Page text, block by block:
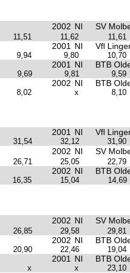
2002 NI SV
11,51 11,62 11,61
2001 NI Vfl
9,94 9,80 10,70
2001 NI BTB
9,69 9,81 9,59
2002 NI BTB
8,02 x 8,10
2001 NI Vfl
31,54 32,12 31,90
2002 NI SV
26,71 25,05 22,79
2002 NI BTB
16,35 15,04 14,69
2002 NI SV
26,85 29,58 29,81
2002 NI BTB
20,90 22,46 19,04
2001 NI BTB
x x 23,10